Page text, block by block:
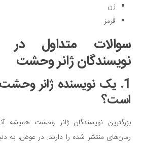
زن
قرمز
سوالات متداول در
نویسندگان ژانر وحشت
1. یک نویسنده ژانر
است؟
بزرگترین نویسندگان ژانر وحشت همیشه
رمان‌های منتشر شده را دارند. در عوض، به